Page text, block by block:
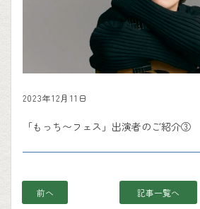
2023年12月11日
「もっち〜フェス」出演者のご紹介③
前へ 記事一覧へ